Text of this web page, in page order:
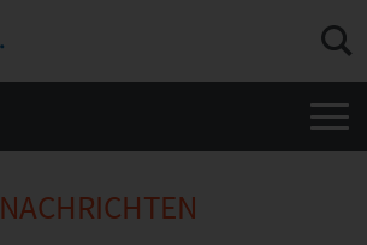
NACHRICHTEN